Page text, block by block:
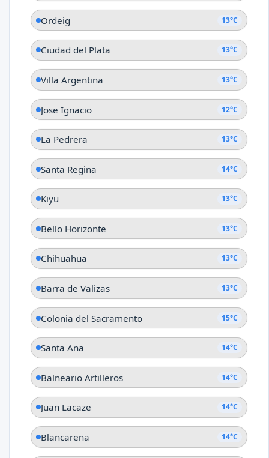
Ordeig 13°C
Ciudad del Plata 13°C
Villa Argentina 13°C
Jose Ignacio 12°C
La Pedrera 13°C
Santa Regina 14°C
Kiyu 13°C
Bello Horizonte 13°C
Chihuahua 13°C
Barra de Valizas 13°C
Colonia del Sacramento 15°C
Santa Ana 14°C
Balneario Artilleros 14°C
Juan Lacaze 14°C
Blancarena 14°C